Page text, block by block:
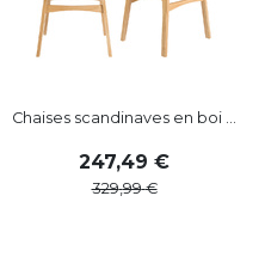
Chaises scandinaves en boi ...
247,49
329,99